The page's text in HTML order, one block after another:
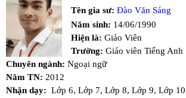
Tên gia sư: Đào Văn Sáng
Năm sinh: 14/06/1990
Hiện là: Giáo Viên
Trường: Giáo viên Tiếng Anh
Chuyên ngành: Ngoại ngữ
Năm TN: 2012
Nhận dạy: Lớp 6, Lớp 7, Lớp 8, Lớp 9, Lớp